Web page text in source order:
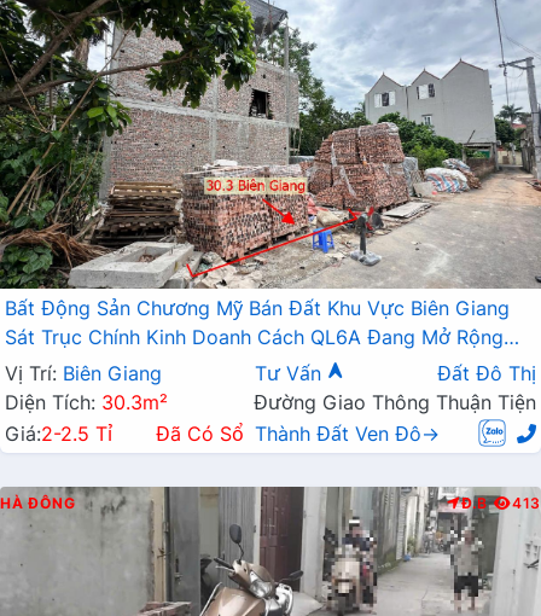
Bất Động Sản Chương Mỹ Bán Đất Khu Vực Biên Giang
Sát Trục Chính Kinh Doanh Cách QL6A Đang Mở Rộng
Chỉ Vài Trăm Mét
Vị Trí: Biên Giang Tư Vấn
Đất Đô Thị
Diện Tích: 30.3m²
Đường Giao Thông Thuận Tiện
Giá:2-2.5 Tỉ Đã Có Sổ Thành Đất Ven Đô→
HÀ ĐÔNG Đ.B 413